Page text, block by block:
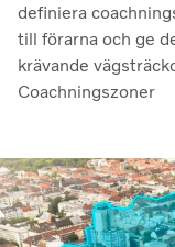
definiera
till förarna och ge
krävande
Coachningszoner